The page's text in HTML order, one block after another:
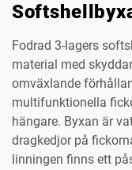
Fodrad 3-lagers
material med
omväxlande
multifunktionella
hängare. Byxan är
dragkedjor på
linningen finns ett